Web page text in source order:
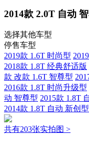
2014款 2.0T 自动
选择其他车型
停售车型
2019款 1.6T 时尚型
2018款 1.8T 经典舒适版
款 改款 1.6T 智尊型
2016款 1.8T 时尚升级型
动 智尊型 2015款 1.8T
2014款 1.8T 自动 新创
共有203张实拍图 >